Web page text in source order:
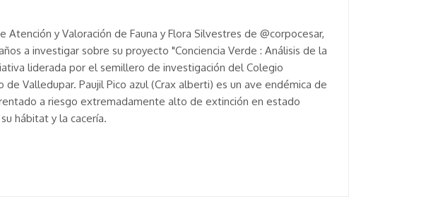
y Valoración de Fauna y Flora Silvestres de @corpocesar,
a investigar sobre su proyecto "Conciencia Verde : Análisis de la
liderada por el semillero de investigación del Colegio
Valledupar. Paujil Pico azul (Crax alberti) es un ave endémica de
a riesgo extremadamente alto de extinción en estado
hábitat y la cacería.